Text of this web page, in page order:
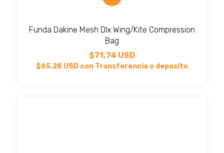
Funda Dakine Mesh Dlx Wing/Kite Compression
Bag
$71.74 USD
$65.28 USD con Transferencia o deposito